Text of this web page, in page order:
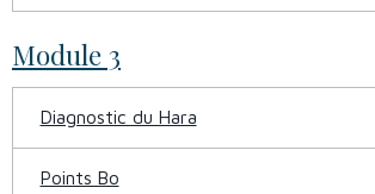
Module 3
Diagnostic du Hara
Points Bo